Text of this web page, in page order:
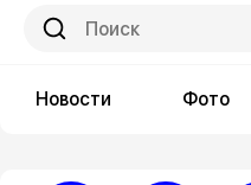
Новости Фото